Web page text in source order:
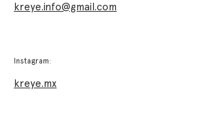
kreye.info@gmail.com
Instagram:
kreye.mx